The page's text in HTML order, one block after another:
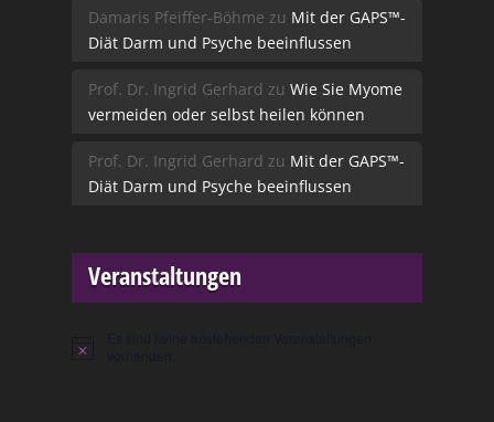
Damaris Pfeiffer-Böhme zu Mit der GAPS™-
Diät Darm und Psyche beeinflussen
Prof. Dr. Ingrid Gerhard zu Wie Sie Myome
vermeiden oder selbst heilen können
Prof. Dr. Ingrid Gerhard zu Mit der GAPS™-
Diät Darm und Psyche beeinflussen
Veranstaltungen
Hinweis